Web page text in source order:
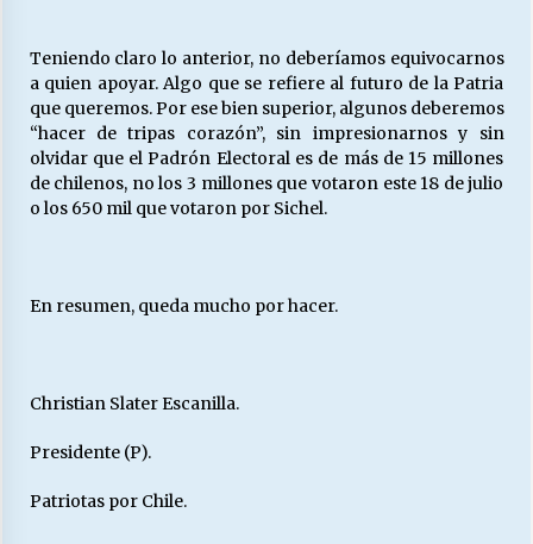
Teniendo claro lo anterior, no deberíamos equivocarnos
a quien apoyar. Algo que se refiere al futuro de la Patria
que queremos. Por ese bien superior, algunos deberemos
“hacer de tripas corazón”, sin impresionarnos y sin
olvidar que el Padrón Electoral es de más de 15 millones
de chilenos, no los 3 millones que votaron este 18 de julio
o los 650 mil que votaron por Sichel.
En resumen, queda mucho por hacer.
Christian Slater Escanilla.
Presidente (P).
Patriotas por Chile.